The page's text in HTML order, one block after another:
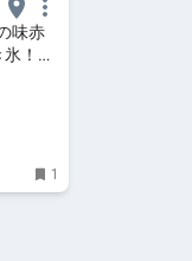
味赤
！｜
1